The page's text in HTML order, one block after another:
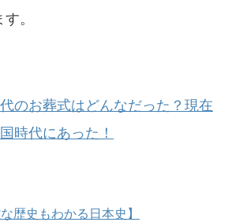
。
のお葬式はどんなだった？現在
時代にあった！
な歴史もわかる日本史】